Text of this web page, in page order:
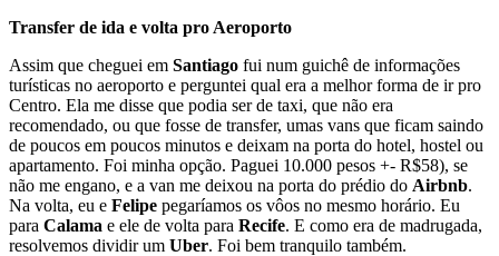
Transfer de ida e volta pro Aeroporto
Assim que cheguei em Santiago fui num guichê de informações
turísticas no aeroporto e perguntei qual era a melhor forma de ir pro
Centro. Ela me disse que podia ser de taxi, que não era
recomendado, ou que fosse de transfer, umas vans que ficam saindo
de poucos em poucos minutos e deixam na porta do hotel, hostel ou
apartamento. Foi minha opção. Paguei 10.000 pesos +- R$58), se
não me engano, e a van me deixou na porta do prédio do Airbnb.
Na volta, eu e Felipe pegaríamos os vôos no mesmo horário. Eu
para Calama e ele de volta para Recife. E como era de madrugada,
resolvemos dividir um Uber. Foi bem tranquilo também.